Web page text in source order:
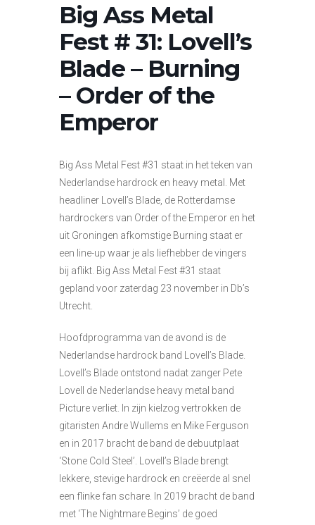
Big Ass Metal
Fest # 31: Lovell’s
Blade – Burning
– Order of the
Emperor
Big Ass Metal Fest #31 staat in het teken van
Nederlandse hardrock en heavy metal. Met
headliner Lovell’s Blade, de Rotterdamse
hardrockers van Order of the Emperor en het
uit Groningen afkomstige Burning staat er
een line-up waar je als liefhebber de vingers
bij aflikt. Big Ass Metal Fest #31 staat
gepland voor zaterdag 23 november in Db’s
Utrecht.
Hoofdprogramma van de avond is de
Nederlandse hardrock band Lovell’s Blade.
Lovell’s Blade ontstond nadat zanger Pete
Lovell de Nederlandse heavy metal band
Picture verliet. In zijn kielzog vertrokken de
gitaristen Andre Wullems en Mike Ferguson
en in 2017 bracht de band de debuutplaat
‘Stone Cold Steel’. Lovell’s Blade brengt
lekkere, stevige hardrock en creëerde al snel
een flinke fan schare. In 2019 bracht de band
met ‘The Nightmare Begins’ de goed